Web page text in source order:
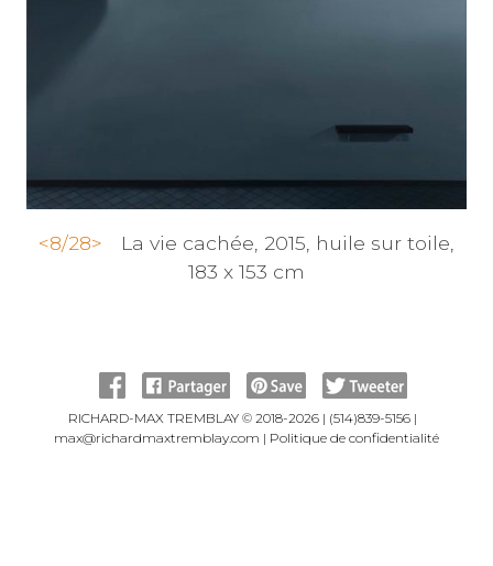
<8/28>
La vie cachée, 2015, huile sur toile,
183 x 153 cm
RICHARD-MAX TREMBLAY © 2018-2026 | (514)839-5156 |
max@richardmaxtremblay.com | Politique de confidentialité